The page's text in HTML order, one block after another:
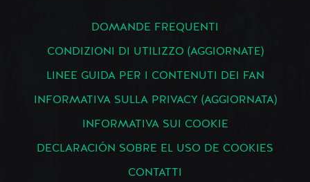
DOMANDE FREQUENTI
CONDIZIONI DI UTILIZZO (AGGIORNATE)
LINEE GUIDA PER I CONTENUTI DEI FAN
INFORMATIVA SULLA PRIVACY (AGGIORNATA)
INFORMATIVA SUI COOKIE
DECLARACIÓN SOBRE EL USO DE COOKIES
CONTATTI